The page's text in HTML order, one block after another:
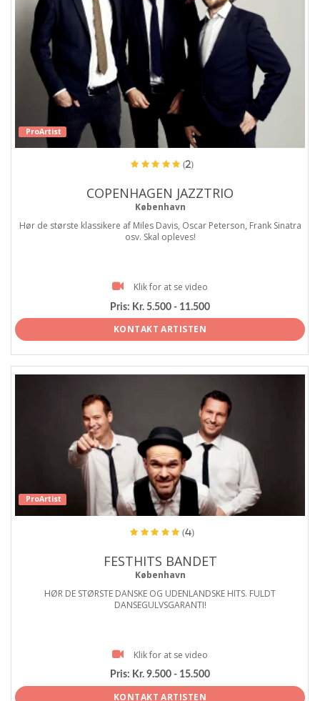
ProArtist
(2)
COPENHAGEN JAZZTRIO
København
Hør de største klassikere af Miles Davis, Oscar Peterson, Frank Sinatra
osv. Skal opleves!
Klik for at se video
Pris: Kr. 5.500 - 11.500
KONTAKT ARTISTEN
ProArtist
(4)
FESTHITS BANDET
København
HØR DE STØRSTE DANSKE OG UDENLANDSKE HITS. FULDT
DANSEGULVSGARANTI!
Klik for at se video
Pris: Kr. 9.500 - 15.500
KONTAKT ARTISTEN